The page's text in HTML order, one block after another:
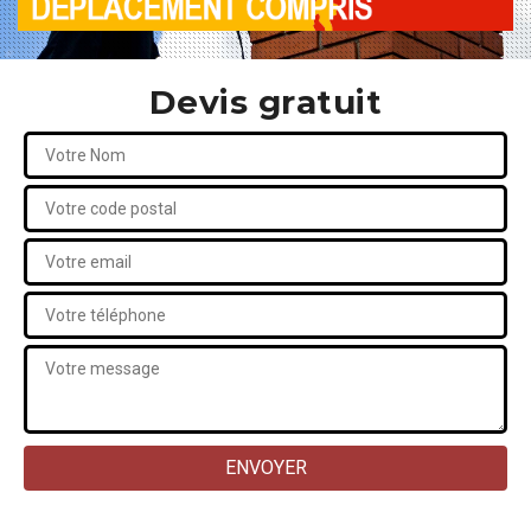
Devis gratuit